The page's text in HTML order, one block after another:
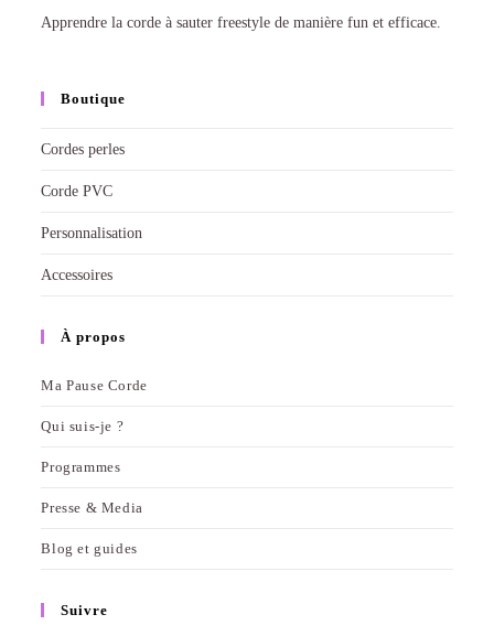
Apprendre la corde à sauter freestyle de manière fun et efficace.
Boutique
Cordes perles
Corde PVC
Personnalisation
Accessoires
À propos
Ma Pause Corde
Qui suis-je ?
Programmes
Presse & Media
Blog et guides
Suivre